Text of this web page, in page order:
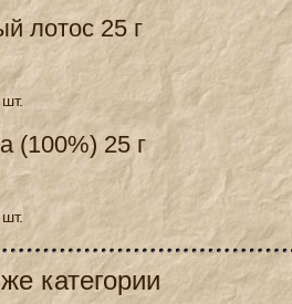
лотос 25 г
шт.
(100%) 25 г
шт.
категории